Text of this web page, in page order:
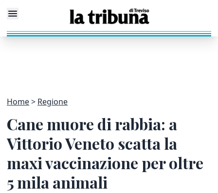
Home Regione
Cane muore di rabbia: a
Vittorio Veneto scatta la
maxi vaccinazione per oltre
5 mila animali